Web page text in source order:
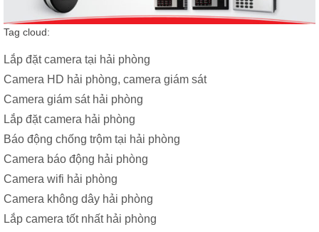
Tag cloud:
Lắp đặt camera tại hải phòng
Camera HD hải phòng, camera giám sát
Camera giám sát hải phòng
Lắp đặt camera hải phòng
Báo động chống trộm tại hải phòng
Camera báo động hải phòng
Camera wifi hải phòng
Camera không dây hải phòng
Lắp camera tốt nhất hải phòng